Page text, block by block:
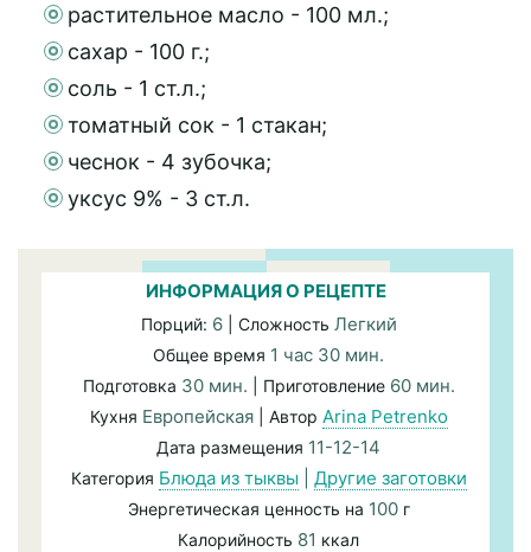
растительное масло - 100 мл.;
сахар - 100 г.;
соль - 1 ст.л.;
томатный сок - 1 стакан;
чеснок - 4 зубочка;
уксус 9% - 3 ст.л.
ИНФОРМАЦИЯ О РЕЦЕПТЕ
Порций: 6| Сложность Легкий
Общее время 1 час 30 мин.
Подготовка 30 мин. | Приготовление 60 мин.
Кухня Европейская| Автор Arina Petrenko
Дата размещения 11-12-14
Категория Блюда из тыквы Другие заготовки
Энергетическая ценность на 100г
Калорийность 81 ккал